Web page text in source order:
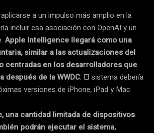
a un impulso más amplio en la
incluir esa asociación con OpenAI y un
Apple Intelligence llegará como una
similar a las actualizaciones del
centradas en los desarrolladores que
después de la WWDC. El sistema debería
versiones de iPhone, iPad y Mac.
una cantidad limitada de dispositivos
podrán ejecutar el sistema,